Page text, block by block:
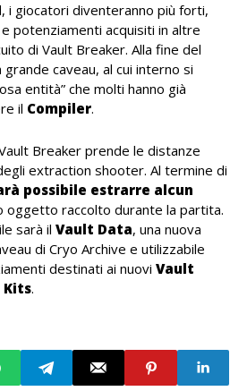
i giocatori diventeranno più forti,
potenziamenti acquisiti in altre
di Vault Breaker. Alla fine del
caveau, al cui interno si
entità” che molti hanno già
il Compiler.
Breaker prende le distanze
extraction shooter. Al termine di
possibile estrarre alcun
oggetto raccolto durante la partita.
sarà il Vault Data, una nuova
di Cryo Archive e utilizzabile
destinati ai nuovi Vault
Kits.